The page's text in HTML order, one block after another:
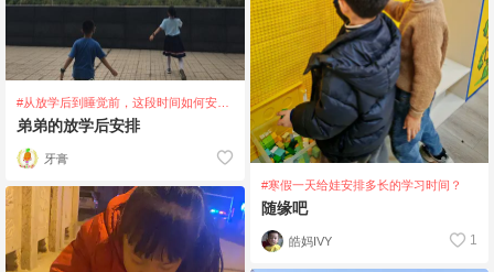
#从放学后到睡觉前，这段时间如何安
排？
弟弟的放学后安排
牙膏
#寒假一天给娃安排多长的学习时间？
随缘吧
皓妈IVY 1